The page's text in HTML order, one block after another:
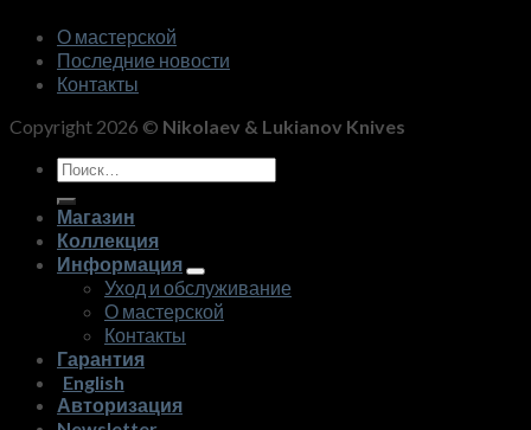
О мастерской
Последние новости
Контакты
Copyright 2026 © Nikolaev & Lukianov Knives
Искать:
Магазин
Коллекция
Информация
Уход и обслуживание
О мастерской
Контакты
Гарантия
English
Авторизация